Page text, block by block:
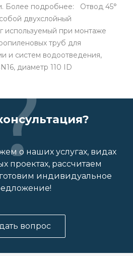
Более подробнее: Отвод 45°
двухслойный
используемый при монтаже
труб для
и систем водоотведения,
диаметр 110 ID
о наших услугах, видах
проектах, рассчитаем
индивидуальное
вопрос